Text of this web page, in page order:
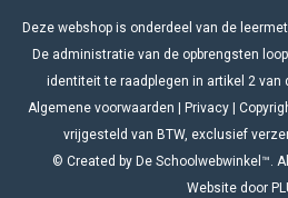
Deze webshop is onderdeel van de
De administratie van de opbrengsten
identiteit te raadplegen in artikel 2 van
Algemene voorwaarden
Privacy
vrijgesteld van BTW, exclusief
© Created by De Schoolwebwinkel™.
Website door